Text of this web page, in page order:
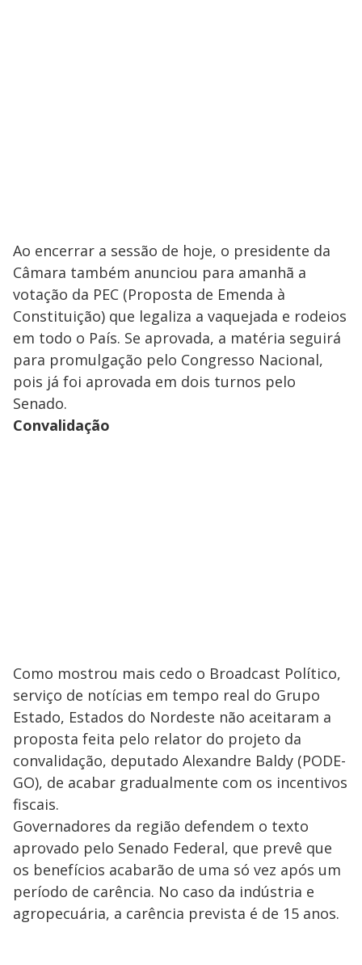
Ao encerrar a sessão de hoje, o presidente da
Câmara também anunciou para amanhã a
votação da PEC (Proposta de Emenda à
Constituição) que legaliza a vaquejada e rodeios
em todo o País. Se aprovada, a matéria seguirá
para promulgação pelo Congresso Nacional,
pois já foi aprovada em dois turnos pelo
Senado.
Convalidação
Como mostrou mais cedo o Broadcast Político,
serviço de notícias em tempo real do Grupo
Estado, Estados do Nordeste não aceitaram a
proposta feita pelo relator do projeto da
convalidação, deputado Alexandre Baldy (PODE-
GO), de acabar gradualmente com os incentivos
fiscais.
Governadores da região defendem o texto
aprovado pelo Senado Federal, que prevê que
os benefícios acabarão de uma só vez após um
período de carência. No caso da indústria e
agropecuária, a carência prevista é de 15 anos.